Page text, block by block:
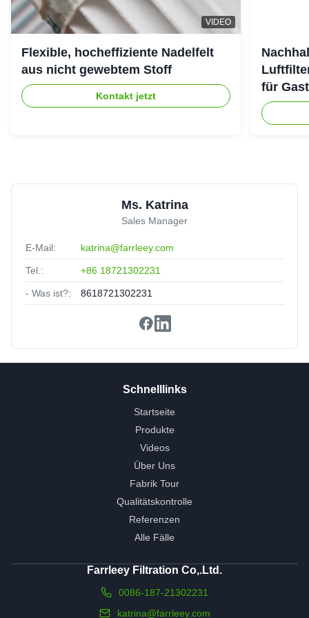
Well-packaged
D
Daniel
MexicoJul 17.2025
★★★★★
★★★★★
Friendly experts who deliver real solutions.
VIDEO
Flexible, hocheffiziente Nadelfelt
aus nicht gewebtem Stoff
Kontakt jetzt
für
Ms. Katrina
Sales Manager
E-Mail: katrina@farrleey.com
Tel.: +86 18721302231
- Was ist?: 8618721302231
Schnelllinks
Startseite
Produkte
Videos
Über Uns
Fabrik Tour
Qualitätskontrolle
Referenzen
Alle Fälle
Farrleey Filtration Co,.Ltd.
0086-187-21302231
katrina@farrleey.com